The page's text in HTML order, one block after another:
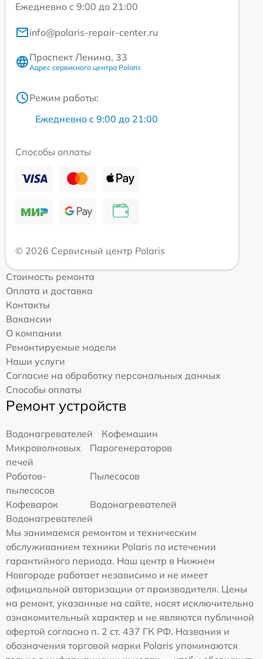
Ежедневно с 9:00 до 21:00
info@polaris-repair-center.ru
Проспект Ленина, 33
Адрес сервисного центра Polaris
Режим работы:
Ежедневно с 9:00 до 21:00
Способы оплаты
© 2026 Сервисный центр Polaris
Стоимость ремонта
Оплата и доставка
Контакты
Вакансии
О компании
Ремонтируемые модели
Наши услуги
Согласие на обработку персональных данных
Способы оплаты
Ремонт устройств
Водонагревателей
Кофемашин
Микроволновых
печей
Парогенераторов
Роботов-
пылесосов
Пылесосов
Кофеварок
Водонагревателей
Водонагревателей
Мы занимаемся ремонтом и техническим
обслуживанием техники Polaris по истечении
гарантийного периода. Наш центр в Нижнем
Новгороде работает независимо и не имеет
официальной авторизации от производителя. Цены
на ремонт, указанные на сайте, носят исключительно
ознакомительный характер и не являются публичной
офертой согласно п. 2 ст. 437 ГК РФ. Названия и
обозначения торговой марки Polaris упоминаются